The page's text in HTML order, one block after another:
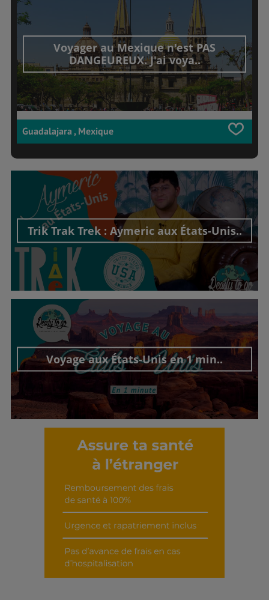
Voyager au Mexique n'est PAS
DANGEUREUX. J'ai voya..
Guadalajara , Mexique
Trik Trak Trek : Aymeric aux États-Unis..
Découvrir cet interview
Voyage aux États-Unis en 1 min..
Découvrir cet interview